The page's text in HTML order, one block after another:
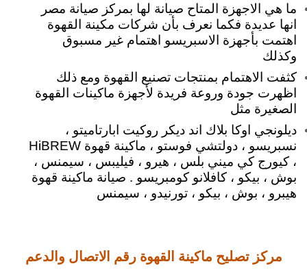
ما هي الاجهزة المتاح صيانة لها بمركز صيانة مصر
انها عديدة فكما نعرف بأن شركات مكينة القهوة
اهتمت بأجهزة الاسبريسو اهتمام غير مسبوق
وكذلك
كثفت الاهتمام بمنتجات تصنيع القهوة ومع ذلك
اظهرت جودة وروعة فريدة لأجهزة ماكينات القهوة
الصغيرة مثل
ديلونجي اوكا بلاك اند ديكر روكيت ابارتاميتو ،
نسبريسو ، دولتشي فوستو ، ماكينة قهوة HiBREW
، كيورج كي ميني بلس ، هيرو ، فيليبس ، سيمنس ،
بوش ، بيكو ، كافلانو كومبريسو . صيانة ماكينة قهوة
هيبرو ، بوش ، بيكو ، تورنيدو ، سيمنس
مركز تصليح ماكينة القهوة رقم الاتصال والدعم